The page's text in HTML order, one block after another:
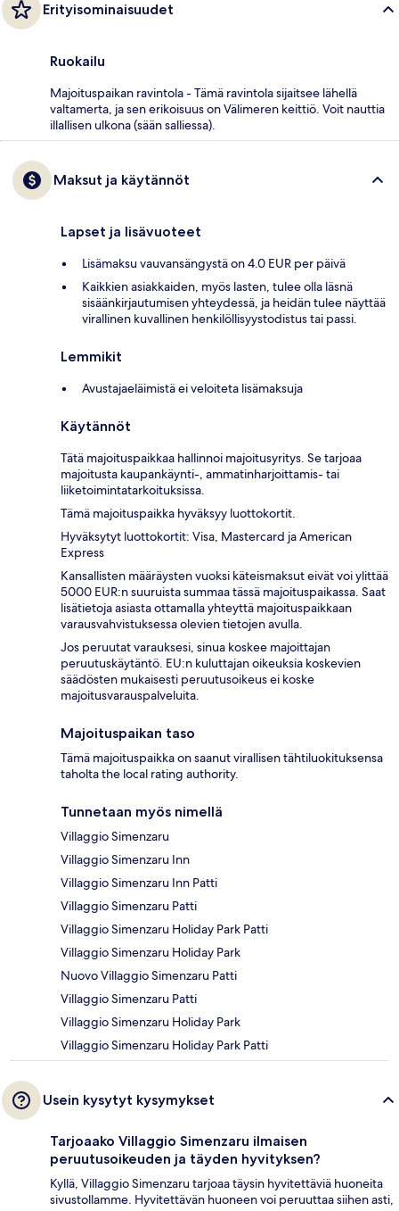
Erityisominaisuudet
Ruokailu
Majoituspaikan ravintola - Tämä ravintola sijaitsee lähellä
valtamerta, ja sen erikoisuus on Välimeren keittiö. Voit nauttia
illallisen ulkona (sään salliessa).
Maksut ja käytännöt
Lapset ja lisävuoteet
Lisämaksu vauvansängystä on 4.0 EUR per päivä
Kaikkien asiakkaiden, myös lasten, tulee olla läsnä
sisäänkirjautumisen yhteydessä, ja heidän tulee näyttää
virallinen kuvallinen henkilöllisyystodistus tai passi.
Lemmikit
Avustajaeläimistä ei veloiteta lisämaksuja
Käytännöt
Tätä majoituspaikkaa hallinnoi majoitusyritys. Se tarjoaa
majoitusta kaupankäynti-, ammatinharjoittamis- tai
liiketoimintatarkoituksissa.
Tämä majoituspaikka hyväksyy luottokortit.
Hyväksytyt luottokortit: Visa, Mastercard ja American
Express
Kansallisten määräysten vuoksi käteismaksut eivät voi ylittää
5000 EUR:n suuruista summaa tässä majoituspaikassa. Saat
lisätietoja asiasta ottamalla yhteyttä majoituspaikkaan
varausvahvistuksessa olevien tietojen avulla.
Jos peruutat varauksesi, sinua koskee majoittajan
peruutuskäytäntö. EU:n kuluttajan oikeuksia koskevien
säädösten mukaisesti peruutusoikeus ei koske
majoitusvarauspalveluita.
Majoituspaikan taso
Tämä majoituspaikka on saanut virallisen tähtiluokituksensa
taholta the local rating authority.
Tunnetaan myös nimellä
Villaggio Simenzaru
Villaggio Simenzaru Inn
Villaggio Simenzaru Inn Patti
Villaggio Simenzaru Patti
Villaggio Simenzaru Holiday Park Patti
Villaggio Simenzaru Holiday Park
Nuovo Villaggio Simenzaru Patti
Villaggio Simenzaru Patti
Villaggio Simenzaru Holiday Park
Villaggio Simenzaru Holiday Park Patti
Usein kysytyt kysymykset
Tarjoaako Villaggio Simenzaru ilmaisen
peruutusoikeuden ja täyden hyvityksen?
Kyllä, Villaggio Simenzaru tarjoaa täysin hyvitettäviä huoneita
sivustollamme. Hyvitettävän huoneen voi peruuttaa siihen asti,